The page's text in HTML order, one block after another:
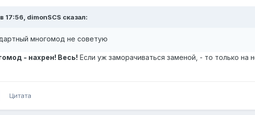
17:56, dimonSCS сказал:
многомод не советую
- нахрен! Весь! Если уж заморачиваться заменой, - то только на
Цитата